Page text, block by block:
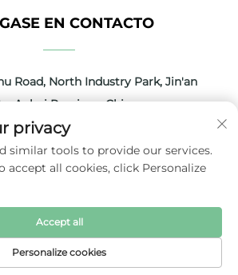
EN CONTACTO
Road, North Industry Park, Jin'an
Anhui Province, China
por Anhui Coolbaby Science &
Corporation Política de privacidad
CORREO
privacy
similar tools to provide our services.
accept all cookies, click Personalize
Personalize cookies
Accept all